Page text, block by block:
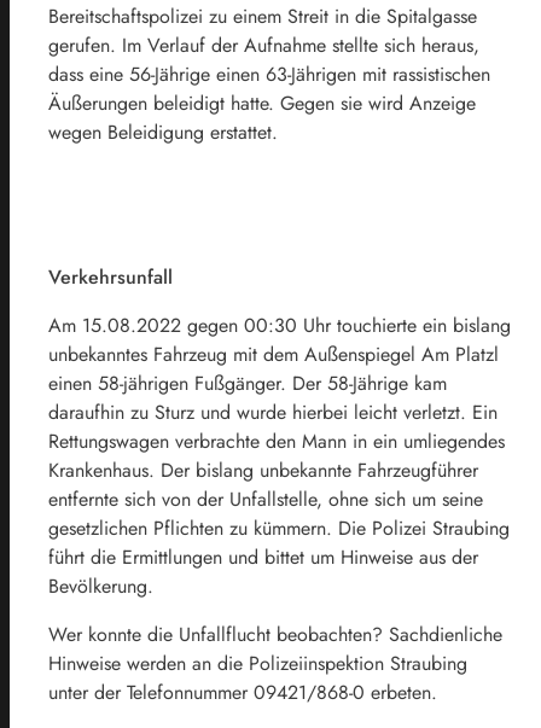
Bereitschaftspolizei zu einem Streit in die Spitalgasse
gerufen. Im Verlauf der Aufnahme stellte sich heraus,
dass eine 56-Jährige einen 63-Jährigen mit rassistischen
Äußerungen beleidigt hatte. Gegen sie wird Anzeige
wegen Beleidigung erstattet.
Verkehrsunfall
Am 15.08.2022 gegen 00:30 Uhr touchierte ein bislang
unbekanntes Fahrzeug mit dem Außenspiegel Am Platzl
einen 58-jährigen Fußgänger. Der 58-Jährige kam
daraufhin zu Sturz und wurde hierbei leicht verletzt. Ein
Rettungswagen verbrachte den Mann in ein umliegendes
Krankenhaus. Der bislang unbekannte Fahrzeugführer
entfernte sich von der Unfallstelle, ohne sich um seine
gesetzlichen Pflichten zu kümmern. Die Polizei Straubing
führt die Ermittlungen und bittet um Hinweise aus der
Bevölkerung.
Wer konnte die Unfallflucht beobachten? Sachdienliche
Hinweise werden an die Polizeiinspektion Straubing
unter der Telefonnummer 09421/868-0 erbeten.